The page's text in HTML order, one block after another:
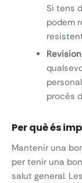
Si tens
podem
procés
Per què és
Mantenir una
per tenir una
salut general.